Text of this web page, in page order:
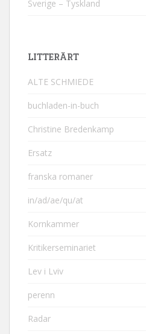
Sverige – Tyskland
LITTERÄRT
ALTE SCHMIEDE
buchladen-in-buch
Christine Bredenkamp
Ersatz
franska romaner
in/ad/ae/qu/at
Kornkammer
Kritikerseminariet
Lev i Lviv
perenn
Radar